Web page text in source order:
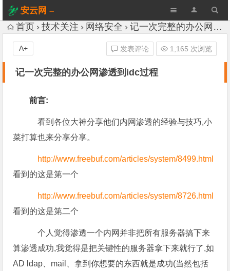
安云网 –
AnYun.ORG
首页 技术关注 网络安全 记一次完整的办公网渗透到idc过程
记一次完整的办公网渗透到idc过程
发表评论 1,165 次浏览
A+
前言:
看到各位大神分享他们内网渗透的经验与技巧,小
菜打算也来分享分享。
http://www.freebuf.com/articles/system/8499.html
看到的这是第一个
http://www.freebuf.com/articles/system/8726.html
看到的这是第二个
个人觉得渗透一个内网并非把所有服务器搞下来
算渗透成功,我觉得是把关键性的服务器拿下来就行了,如
AD ldap、mail、拿到你想要的东西就是成功(当然包括